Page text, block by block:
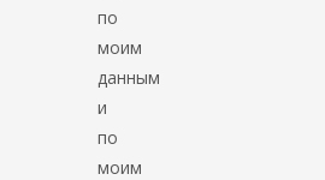
по
моим
данным
и
по
моим